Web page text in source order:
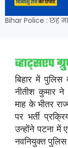
Bihar Police : छह
बिहार में
नीतीश कुमार
माह के भीतर
पर भर्ती
उन्होंने पटना में
नवनियुक्त पुलिस